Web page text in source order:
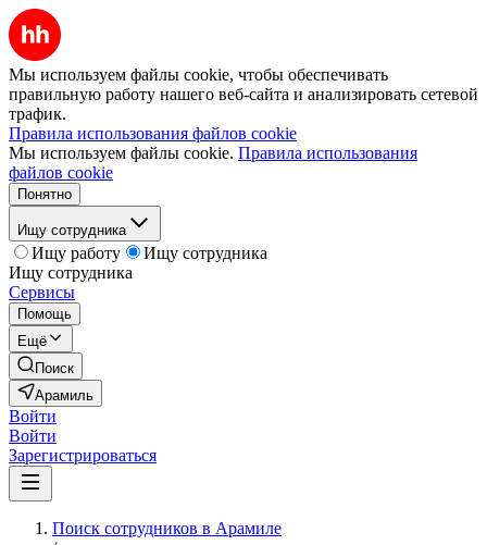
Мы используем файлы cookie, чтобы обеспечивать
правильную работу нашего веб-сайта и анализировать сетевой
трафик.
Правила использования файлов cookie
Мы используем файлы cookie. Правила использования
файлов cookie
Понятно
Ищу сотрудника
Ищу работу
Ищу сотрудника
Ищу сотрудника
Сервисы
Помощь
Ещё
Поиск
Арамиль
Войти
Войти
Зарегистрироваться
Поиск сотрудников в Арамиле